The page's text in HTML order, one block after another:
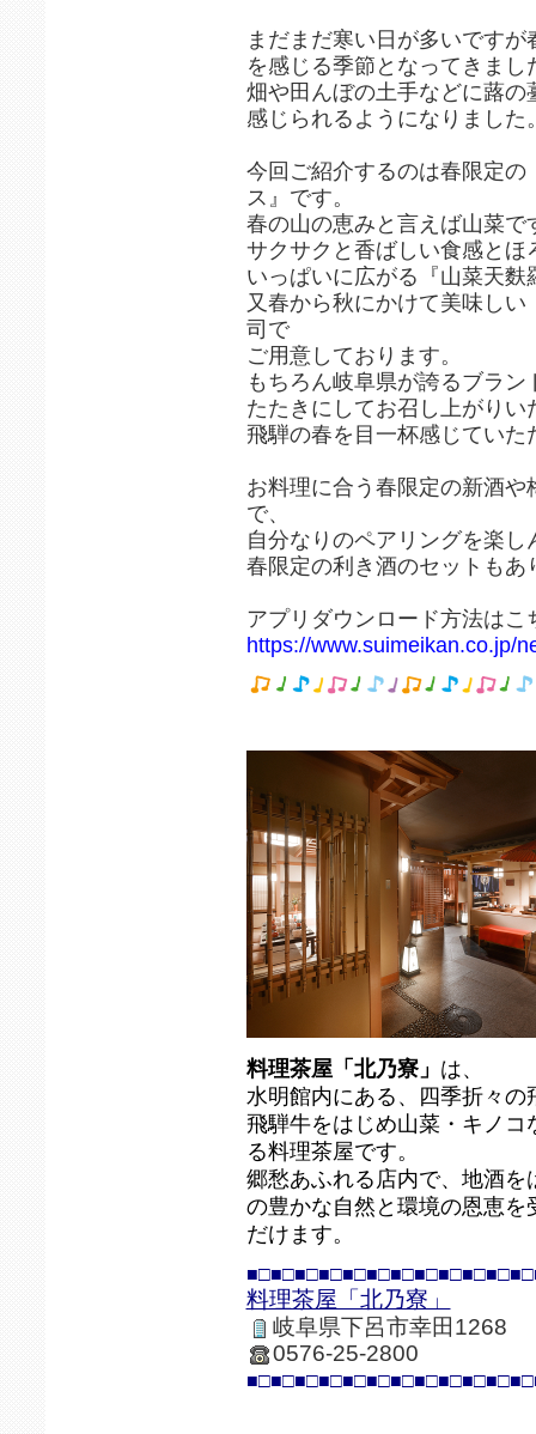
まだまだ寒い日が多いです
を感じる季節となってきまし
畑や田んぼの土手などに蕗
感じられるようになりました
今回ご紹介するのは春限定
ス』です。
春の山の恵みと言えば山菜で
サクサクと香ばしい食感とほ
いっぱいに広がる『山菜天
又春から秋にかけて美味し
司で
ご用意しております。
もちろん岐阜県が誇るブラン
たたきにしてお召し上がりい
飛騨の春を目一杯感じてい
お料理に合う春限定の新酒
で、
自分なりのペアリングを楽
春限定の利き酒のセットもあ
アプリダウンロード方法はこ
https://www.suimeikan.co.jp/
料理茶屋「北乃寮」 は、
水明館内にある、四季折々
飛騨牛をはじめ山菜・キノ
る料理茶屋です。
郷愁あふれる店内で、地酒
の豊かな自然と環境の恩恵
だけます。
料理茶屋「北乃寮」
岐阜県下呂市幸田1268
0576-25-2800